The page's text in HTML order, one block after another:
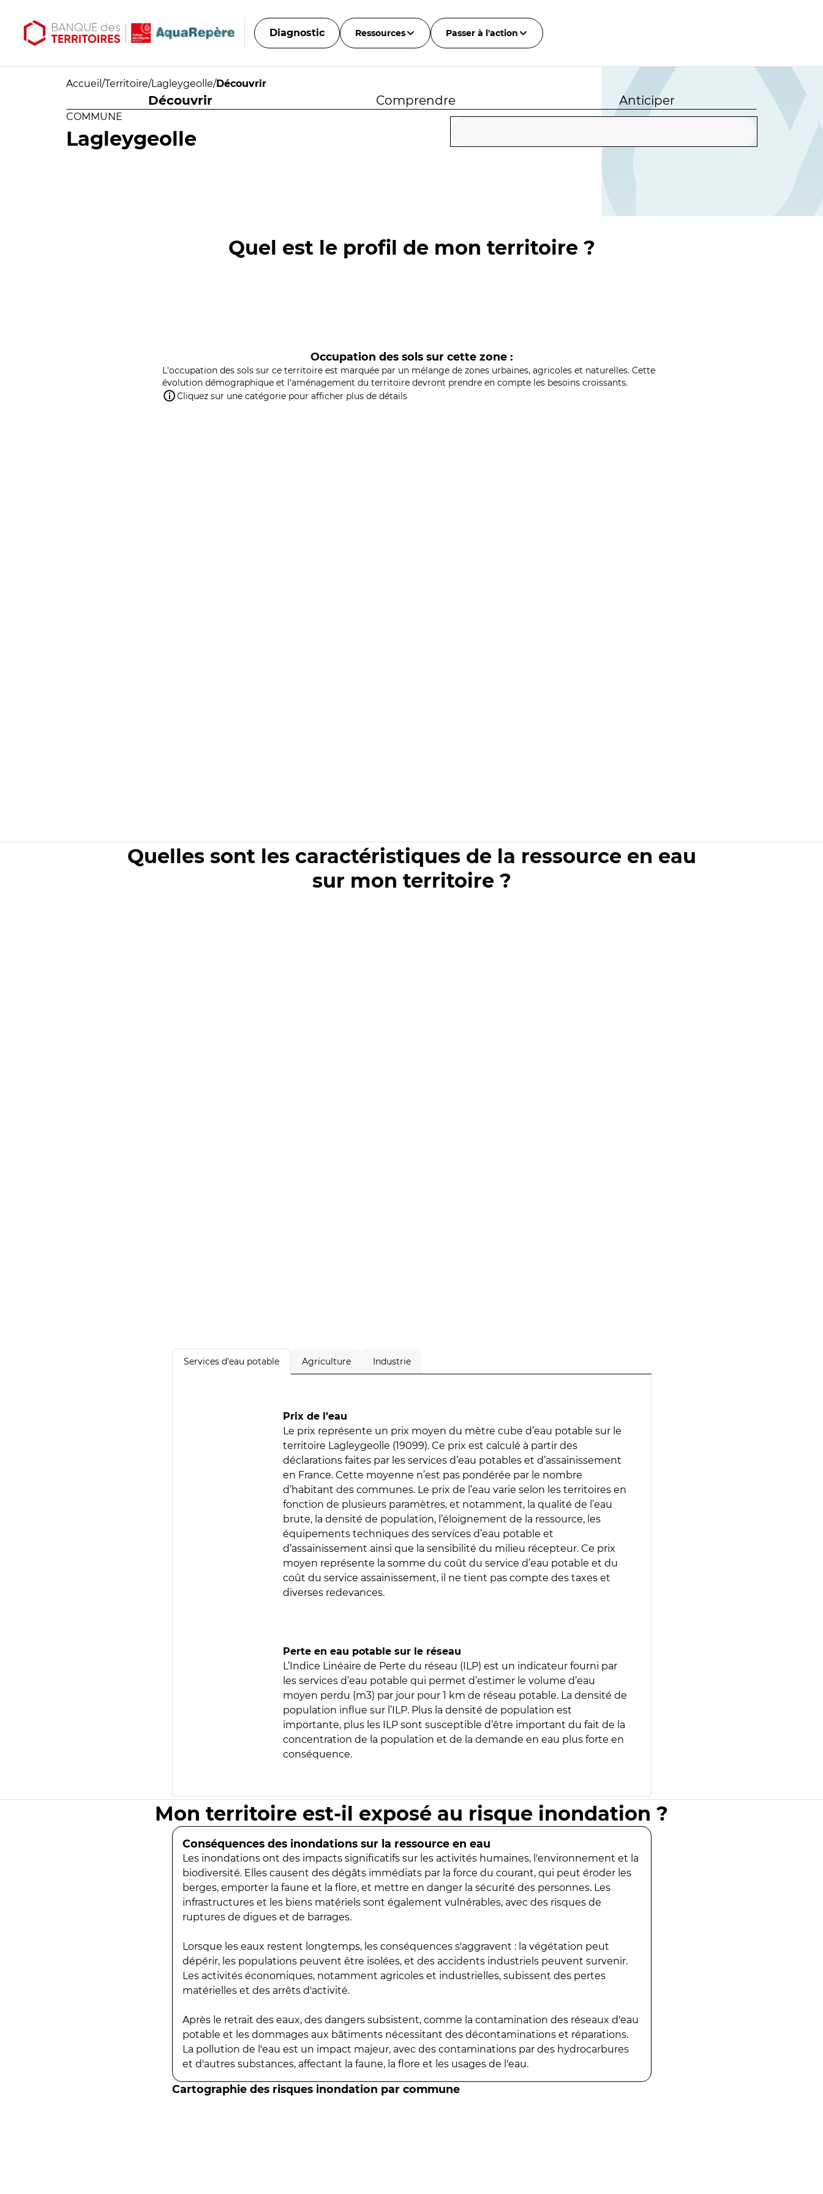
Diagnostic Ressources Passer à l'action
Accueil /Territoire/Lagleygeolle/Découvrir
Découvrir Comprendre Anticiper
COMMUNE
Lagleygeolle
Quel est le profil de mon territoire ?
Occupation des sols sur cette zone :
L'occupation des sols sur ce territoire est marquée par un mélange de zones urbaines, agricoles et naturelles. Cette
évolution démographique et l'aménagement du territoire devront prendre en compte les besoins croissants.
Cliquez sur une catégorie pour afficher plus de détails
Quelles sont les caractéristiques de la ressource en eau
sur mon territoire ?
Services d'eau potable Agriculture Industrie
Prix de l’eau
Le prix représente un prix moyen du mètre cube d’eau potable sur le
territoire Lagleygeolle (19099). Ce prix est calculé à partir des
déclarations faites par les services d’eau potables et d’assainissement
en France. Cette moyenne n’est pas pondérée par le nombre
d’habitant des communes. Le prix de l’eau varie selon les territoires en
fonction de plusieurs paramètres, et notamment, la qualité de l’eau
brute, la densité de population, l’éloignement de la ressource, les
équipements techniques des services d’eau potable et
d’assainissement ainsi que la sensibilité du milieu récepteur. Ce prix
moyen représente la somme du coût du service d’eau potable et du
coût du service assainissement, il ne tient pas compte des taxes et
diverses redevances.
Perte en eau potable sur le réseau
L’Indice Linéaire de Perte du réseau (ILP) est un indicateur fourni par
les services d’eau potable qui permet d’estimer le volume d’eau
moyen perdu (m3) par jour pour 1 km de réseau potable. La densité de
population influe sur l’ILP. Plus la densité de population est
importante, plus les ILP sont susceptible d’être important du fait de la
concentration de la population et de la demande en eau plus forte en
conséquence.
Mon territoire est-il exposé au risque inondation ?
Conséquences des inondations sur la ressource en eau
Les inondations ont des impacts significatifs sur les activités humaines, l'environnement et la
biodiversité. Elles causent des dégâts immédiats par la force du courant, qui peut éroder les
berges, emporter la faune et la flore, et mettre en danger la sécurité des personnes. Les
infrastructures et les biens matériels sont également vulnérables, avec des risques de
ruptures de digues et de barrages.
Lorsque les eaux restent longtemps, les conséquences s'aggravent : la végétation peut
dépérir, les populations peuvent être isolées, et des accidents industriels peuvent survenir.
Les activités économiques, notamment agricoles et industrielles, subissent des pertes
matérielles et des arrêts d'activité.
Après le retrait des eaux, des dangers subsistent, comme la contamination des réseaux d'eau
potable et les dommages aux bâtiments nécessitant des décontaminations et réparations.
La pollution de l'eau est un impact majeur, avec des contaminations par des hydrocarbures
et d'autres substances, affectant la faune, la flore et les usages de l'eau.
Cartographie des risques inondation par commune